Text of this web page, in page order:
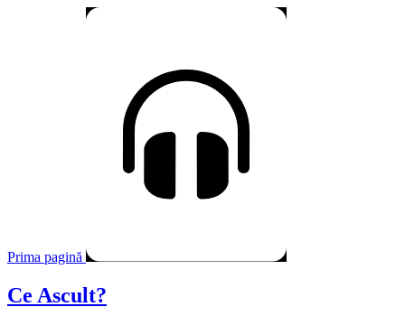
Prima pagină
Ce Ascult?